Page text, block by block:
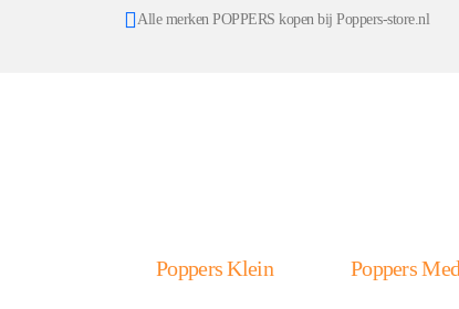
Alle merken POPPERS kopen bij Poppers-store.nl
Poppers Klein Poppers